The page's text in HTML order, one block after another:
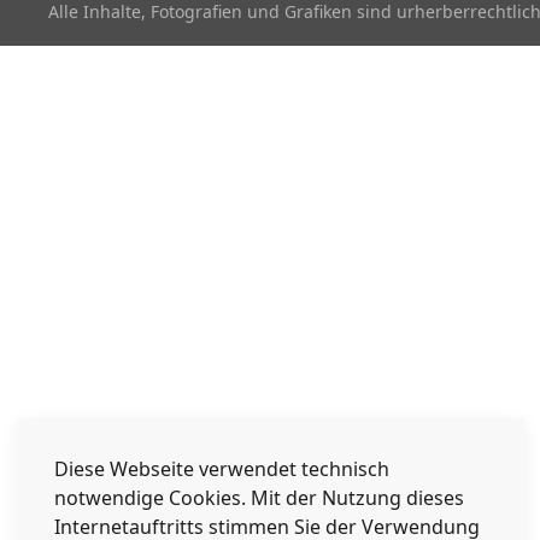
Diese Webseite verwendet technisch
notwendige Cookies. Mit der Nutzung dieses
Internetauftritts stimmen Sie der Verwendung
Alle Inhalte, Fotografien und Grafiken sind